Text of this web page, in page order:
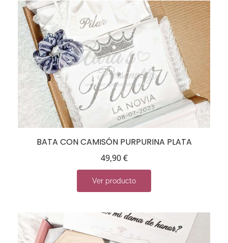
BATA CON CAMISÓN PURPURINA PLATA
49,90€
Ver producto